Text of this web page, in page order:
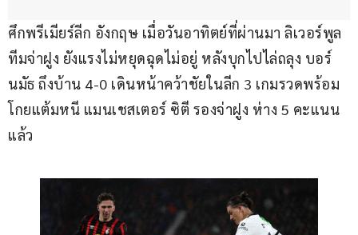
ศึกพรีเมียร์ลีก อังกฤษ เมื่อวันอาทิตย์ที่ผ่านมา ลิเวอร์พูล
ทีมจ่าฝูง ยังแรงไม่หยุดฉุดไม่อยู่ หลังบุกไปไล่ถลุง บอร์
นมัธ ถึงบ้าน 4-0 เดินหน้าคว้าชัยในลีก 3 เกมรวดพร้อม
โกยแต้มหนี แมนเชสเตอร์ ซิตี รองจ่าฝูง ห่าง 5 คะแนน
แล้ว